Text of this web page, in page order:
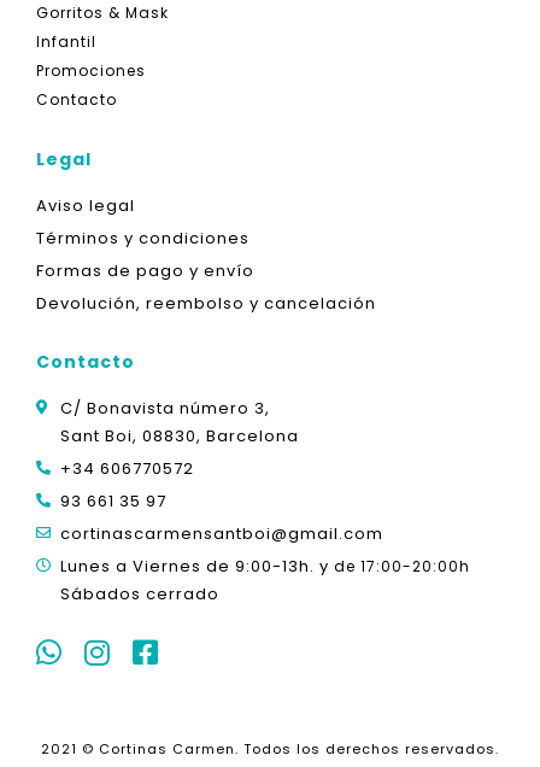
Gorritos & Mask
Infantil
Promociones
Contacto
Legal
Aviso legal
Términos y condiciones
Formas de pago y envío
Devolución, reembolso y cancelación
Contacto
C/ Bonavista número 3,
Sant Boi, 08830, Barcelona
+34 606770572
93 661 35 97
cortinascarmensantboi@gmail.com
Lunes a Viernes de 9:00-13h. y de 17:00-20:00h
Sábados cerrado
2021 © Cortinas Carmen. Todos los derechos reservados.